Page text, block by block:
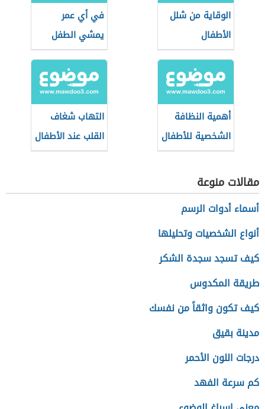
الوقاية من شلل
الأطفال
في أي عمر
يمشي الطفل
أهمية النظافة
الشخصية للأطفال
التهاب شغاف
القلب عند الأطفال
مقالات منوعة
أسماء أدوات الرسم
أنواع الشخصيات وتحليلها
كيف تسجد سجدة الشكر
طريقة المكدوس
كيف تكون واثقاً من نفسك
مدينة بقيق
درجات اللون الأحمر
كم سرعة الفهد